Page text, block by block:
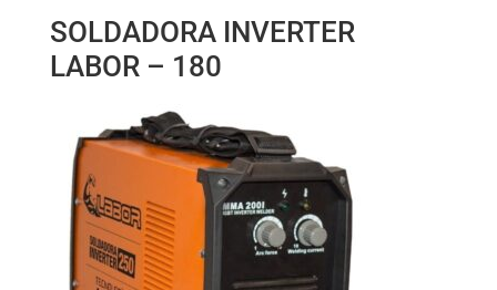
SOLDADORA INVERTER
LABOR – 180